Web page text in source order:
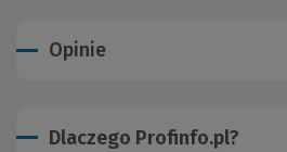
Opinie
Dlaczego Profinfo.pl?